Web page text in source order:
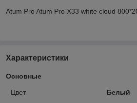
Atum Pro Atum Pro Х33 white cloud
Характеристики
Основные
Цвет Белый